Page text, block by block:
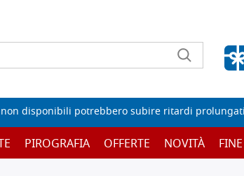
Wishlist
disponibili potrebbero subire ritardi
PIROGRAFIA OFFERTE NOVITÀ